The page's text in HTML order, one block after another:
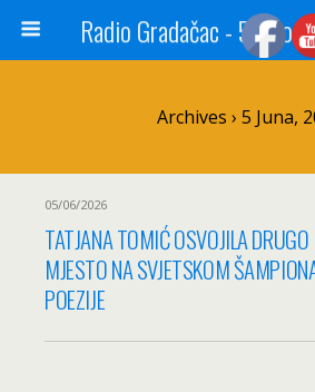
Archives › 5 Juna,
05/06/2026
TATJANA TOMIĆ OSVOJILA DRUGO
MJESTO NA SVJETSKOM
POEZIJE